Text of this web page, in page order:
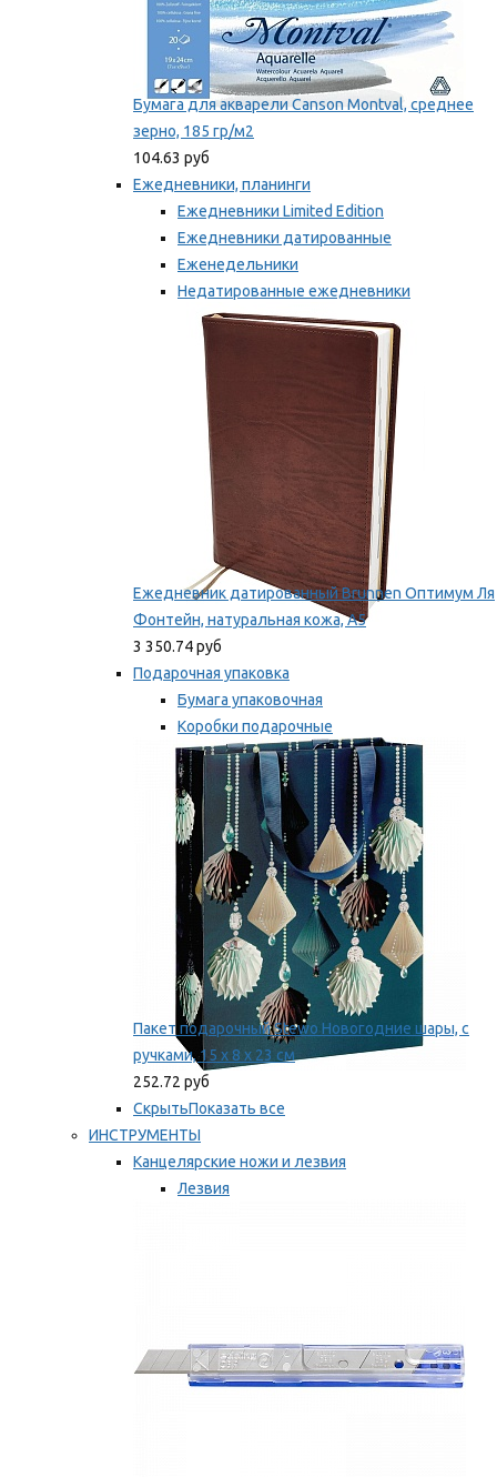
Бумага для акварели Canson Montval, среднее
зерно, 185 гр/м2
104.63 руб
Ежедневники, планинги
Ежедневники Limited Edition
Ежедневники датированные
Еженедельники
Недатированные ежедневники
Планинги
Мы рекомендуем
Ежедневник датированный Brunnen Оптимум Ля
Фонтейн, натуральная кожа, А5
3 350.74 руб
Подарочная упаковка
Бумага упаковочная
Коробки подарочные
Ленты, бобины
Мы рекомендуем
Пакет подарочный Stewo Новогодние шары, с
ручками, 15 х 8 х 23 см
252.72 руб
СкрытьПоказать все
ИНСТРУМЕНТЫ
Канцелярские ножи и лезвия
Лезвия